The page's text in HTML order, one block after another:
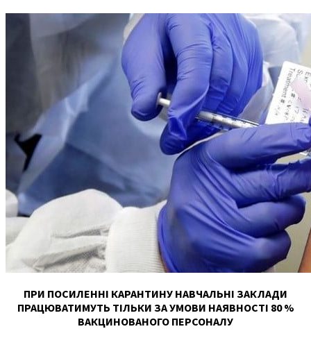
ПРИ ПОСИЛЕННІ КАРАНТИНУ НАВЧАЛЬНІ ЗАКЛАДИ
ПРАЦЮВАТИМУТЬ ТІЛЬКИ ЗА УМОВИ НАЯВНОСТІ 80 %
ВАКЦИНОВАНОГО ПЕРСОНАЛУ